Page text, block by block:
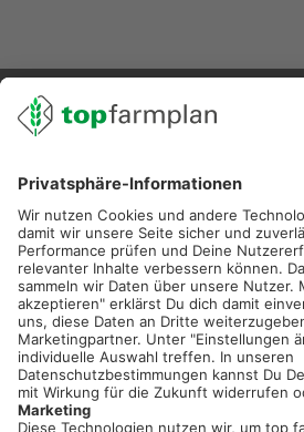
02501 801 44
Sei immer auf dem
Neue Features, spannende Tipps und